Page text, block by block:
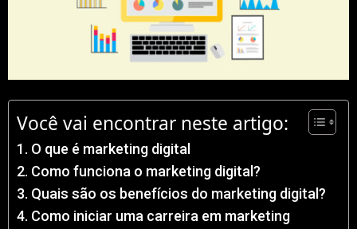
Você vai encontrar neste artigo:
O que é marketing digital
Como funciona o marketing digital?
Quais são os benefícios do marketing digital?
Como iniciar uma carreira em marketing